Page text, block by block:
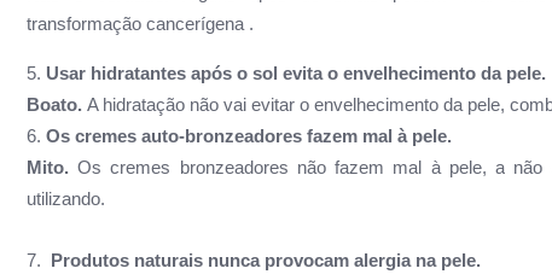
transformação cancerígena .
5. Usar hidratantes após o sol evita o envelhecimento da pele.
Boato. A hidratação não vai evitar o envelhecimento da pele,
6. Os cremes auto-bronzeadores fazem mal à pele.
Mito.Os cremes bronzeadores não fazem mal à pele, a não
utilizando.
7. Produtos naturais nunca provocam alergia na pele.